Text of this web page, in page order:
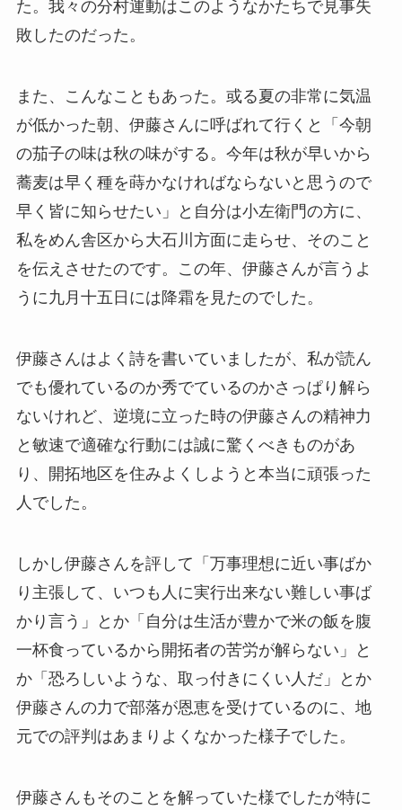
た。我々の分村運動はこのようなかたちで見事失
敗したのだった。
また、こんなこともあった。或る夏の非常に気温
が低かった朝、伊藤さんに呼ばれて行くと「今朝
の茄子の味は秋の味がする。今年は秋が早いから
蕎麦は早く種を蒔かなければならないと思うので
早く皆に知らせたい」と自分は小左衛門の方に、
私をめん舎区から大石川方面に走らせ、そのこと
を伝えさせたのです。この年、伊藤さんが言うよ
うに九月十五日には降霜を見たのでした。
伊藤さんはよく詩を書いていましたが、私が読ん
でも優れているのか秀でているのかさっぱり解ら
ないけれど、逆境に立った時の伊藤さんの精神力
と敏速で適確な行動には誠に驚くべきものがあ
り、開拓地区を住みよくしようと本当に頑張った
人でした。
しかし伊藤さんを評して「万事理想に近い事ばか
り主張して、いつも人に実行出来ない難しい事ば
かり言う」とか「自分は生活が豊かで米の飯を腹
一杯食っているから開拓者の苦労が解らない」と
か「恐ろしいような、取っ付きにくい人だ」とか
伊藤さんの力で部落が恩恵を受けているのに、地
元での評判はあまりよくなかった様子でした。
伊藤さんもそのことを解っていた様でしたが特に